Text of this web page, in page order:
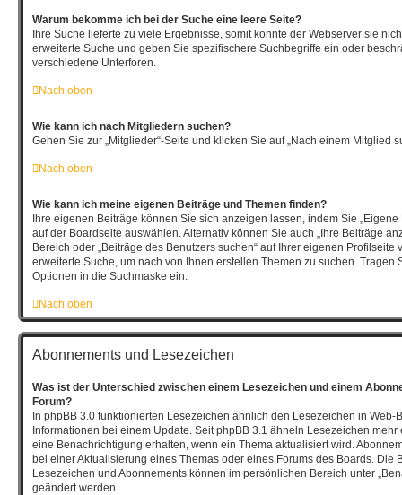
Warum bekomme ich bei der Suche eine leere Seite?
Ihre Suche lieferte zu viele Ergebnisse, somit konnte der Webserver sie
erweiterte Suche und geben Sie spezifischere Suchbegriffe ein oder
verschiedene Unterforen.
Nach oben
Wie kann ich nach Mitgliedern suchen?
Gehen Sie zur „Mitglieder“-Seite und klicken Sie auf „Nach einem Mitglied
Nach oben
Wie kann ich meine eigenen Beiträge und Themen finden?
Ihre eigenen Beiträge können Sie sich anzeigen lassen, indem Sie
auf der Boardseite auswählen. Alternativ können Sie auch „Ihre Beiträge
Bereich oder „Beiträge des Benutzers suchen“ auf Ihrer eigenen Profilseite
erweiterte Suche, um nach von Ihnen erstellen Themen zu suchen. Tragen
Optionen in die Suchmaske ein.
Nach oben
Abonnements und Lesezeichen
Was ist der Unterschied zwischen einem Lesezeichen und einem
Forum?
In phpBB 3.0 funktionierten Lesezeichen ähnlich den Lesezeichen in Web-
Informationen bei einem Update. Seit phpBB 3.1 ähneln Lesezeichen
eine Benachrichtigung erhalten, wenn ein Thema aktualisiert wird.
bei einer Aktualisierung eines Themas oder eines Forums des Boards. Die
Lesezeichen und Abonnements können im persönlichen Bereich unter
geändert werden.